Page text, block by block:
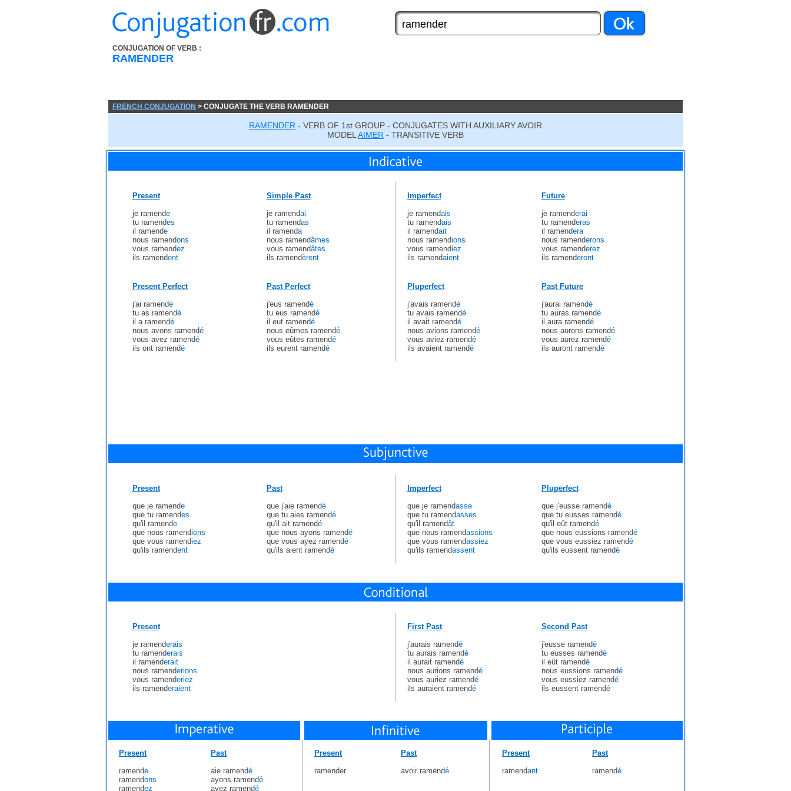
CONJUGATION OF VERB :
RAMENDER
FRENCH CONJUGATION > CONJUGATE THE VERB RAMENDER
RAMENDER - VERB OF 1st GROUP - CONJUGATES WITH AUXILIARY AVOIR
MODEL AIMER - TRANSITIVE VERB
Present
je ramende
tu ramendes
il ramende
nous ramendons
vous ramendez
ils ramendent
Simple Past
je ramendai
tu ramendas
il ramenda
nous ramendâmes
vous ramendâtes
ils ramendèrent
Present Perfect
j'ai ramendé
tu as ramendé
il a ramendé
nous avons ramendé
vous avez ramendé
ils ont ramendé
Past Perfect
j'eus ramendé
tu eus ramendé
il eut ramendé
nous eûmes ramendé
vous eûtes ramendé
ils eurent ramendé
Imperfect
je ramendais
tu ramendais
il ramendait
nous ramendions
vous ramendiez
ils ramendaient
Future
je ramenderai
tu ramenderas
il ramendera
nous ramenderons
vous ramenderez
ils ramenderont
Pluperfect
j'avais ramendé
tu avais ramendé
il avait ramendé
nous avions ramendé
vous aviez ramendé
ils avaient ramendé
Past Future
j'aurai ramendé
tu auras ramendé
il aura ramendé
nous aurons ramendé
vous aurez ramendé
ils auront ramendé
Present
que je ramende
que tu ramendes
qu'il ramende
que nous ramendions
que vous ramendiez
qu'ils ramendent
Past
que j'aie ramendé
que tu aies ramendé
qu'il ait ramendé
que nous ayons ramendé
que vous ayez ramendé
qu'ils aient ramendé
Imperfect
que je ramendasse
que tu ramendasses
qu'il ramendât
que nous ramendassions
que vous ramendassiez
qu'ils ramendassent
Pluperfect
que j'eusse ramendé
que tu eusses ramendé
qu'il eût ramendé
que nous eussions ramendé
que vous eussiez ramendé
qu'ils eussent ramendé
Present
je ramenderais
tu ramenderais
il ramenderait
nous ramenderions
vous ramenderiez
ils ramenderaient
First Past
j'aurais ramendé
tu aurais ramendé
il aurait ramendé
nous aurions ramendé
vous auriez ramendé
ils auraient ramendé
Second Past
j'eusse ramendé
tu eusses ramendé
il eût ramendé
nous eussions ramendé
vous eussiez ramendé
ils eussent ramendé
Present
ramende
ramendons
ramendez
Past
aie ramendé
ayons ramendé
ayez ramendé
Present
ramender
Past
avoir ramendé
Present
ramendant
Past
ramendé